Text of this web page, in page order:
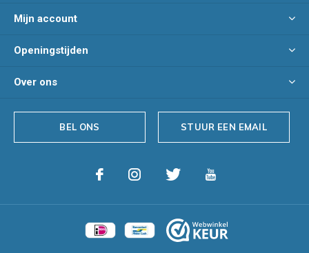
Mijn account
Openingstijden
Over ons
BEL ONS STUUR EEN EMAIL